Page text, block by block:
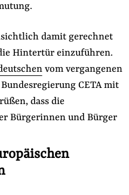
damit gerechnet
Hintertür einzuführen.
vom vergangenen
CETA mit
dass die
Bürgerinnen und Bürger